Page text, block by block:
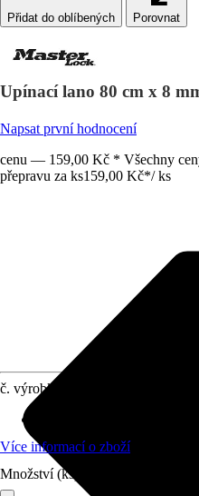
Porovnat
Upínací lano 80 cm x 8
Napsat první hodnocení
cenu — 159,00 Kč * Všechny
přepravu za ks159,00 Kč*/ ks
č. výrobku
Více informací o zboží
Množství (ks)